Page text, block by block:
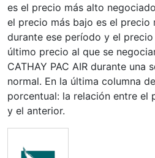
es el precio más alto
el precio más bajo es el precio
durante ese período y el
último precio al que se
CATHAY PAC AIR durante una
normal. En la última columna
porcentual: la relación entre el
y el anterior.